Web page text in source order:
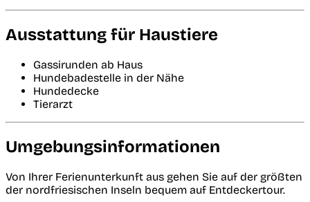
Ausstattung für Haustiere
Gassirunden ab Haus
Hundebadestelle in der Nähe
Hundedecke
Tierarzt
Umgebungsinformationen
Von Ihrer Ferienunterkunft aus gehen Sie auf der größten
der nordfriesischen Inseln bequem auf Entdeckertour.